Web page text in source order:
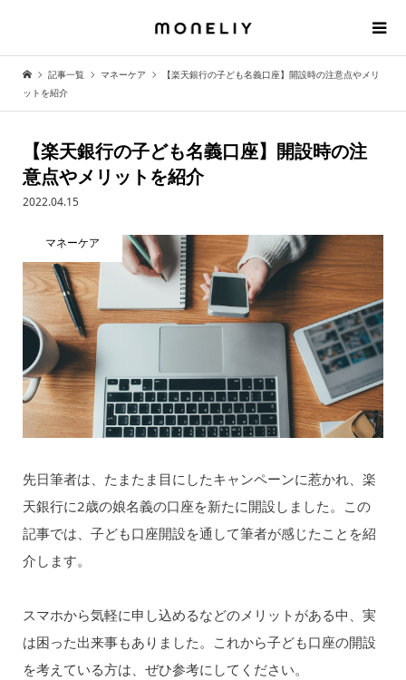
記事一覧 マネーケア
【楽天銀行の子ども名義口座】開設時の注意点やメリ
ットを紹介
【楽天銀行の子ども名義口座】開設時の注
意点やメリットを紹介
2022.04.15
マネーケア
先日筆者は、たまたま目にしたキャンペーンに惹かれ、楽
天銀行に2歳の娘名義の口座を新たに開設しました。この
記事では、子ども口座開設を通して筆者が感じたことを紹
介します。
スマホから気軽に申し込めるなどのメリットがある中、実
は困った出来事もありました。これから子ども口座の開設
を考えている方は、ぜひ参考にしてください。